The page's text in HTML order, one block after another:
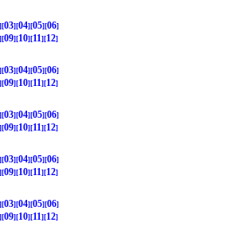
03 04 05 06
09 10 11
12
03 04 05 06
09 10 11
12
03 04 05 06
09 10 11
12
03 04 05 06
09 10 11 12
03 04 05 06
09 10 11 12